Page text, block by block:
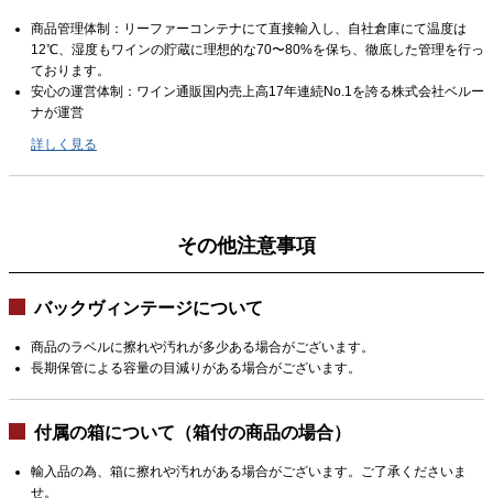
商品管理体制：リーファーコンテナにて直接輸入し、自社倉庫にて温度は
12℃、湿度もワインの貯蔵に理想的な70〜80%を保ち、徹底した管理を行っ
ております。
安心の運営体制：ワイン通販国内売上高17年連続No.1を誇る株式会社ベルー
ナが運営
詳しく見る
その他注意事項
バックヴィンテージについて
商品のラベルに擦れや汚れが多少ある場合がございます。
長期保管による容量の目減りがある場合がございます。
付属の箱について（箱付の商品の場合）
輸入品の為、箱に擦れや汚れがある場合がございます。ご了承くださいま
せ。